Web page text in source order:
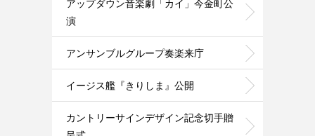
アップダウン音楽劇「カイ」今金町公
演
アンサンブルグループ奏楽来庁
イージス艦『きりしま』公開
カントリーサインデザイン記念切手贈